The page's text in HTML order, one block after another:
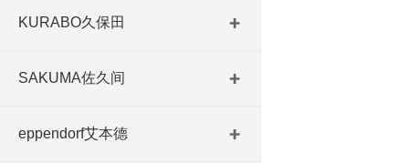
KURABO久保田
SAKUMA佐久间
eppendorf艾本德